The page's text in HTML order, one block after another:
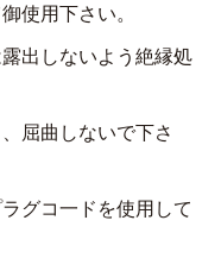
使用下さい。
出しないよう絶縁処
屈曲しないで下さ
グコ一ドを使用して